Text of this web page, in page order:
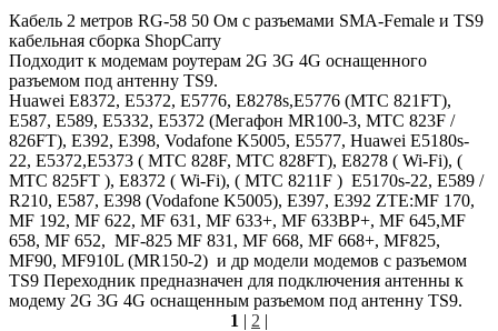
Кабель 2 метров RG-58 50 Ом с разъемами SMA-Female и TS9
кабельная сборка ShopCarry
Подходит к модемам роутерам 2G 3G 4G оснащенного
разъемом под антенну TS9.
Huawei E8372, E5372, E5776, E8278s,E5776 (МТС 821FT),
E587, E589, E5332, E5372 (Мегафон MR100-3, МТС 823F /
826FT), E392, E398, Vodafone K5005, E5577, Huawei E5180s-
22, E5372,E5373 ( МТС 828F, МТС 828FT), E8278 ( Wi-Fi), (
МТС 825FT ), E8372 ( Wi-Fi), ( МТС 8211F ) E5170s-22, E589 /
R210, E587, E398 (Vodafone K5005), E397, E392 ZTE:MF 170,
MF 192, MF 622, MF 631, MF 633+, MF 633BP+, MF 645,MF
658, MF 652, MF-825 MF 831, MF 668, MF 668+, MF825,
MF90, MF910L (MR150-2) и др модели модемов с разъемом
TS9 Переходник предназначен для подключения антенны к
модему 2G 3G 4G оснащенным разъемом под антенну TS9.
1 | 2 |